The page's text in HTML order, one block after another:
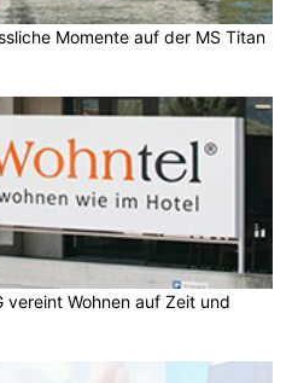
Momente auf der MS Titan
vereint Wohnen auf Zeit und